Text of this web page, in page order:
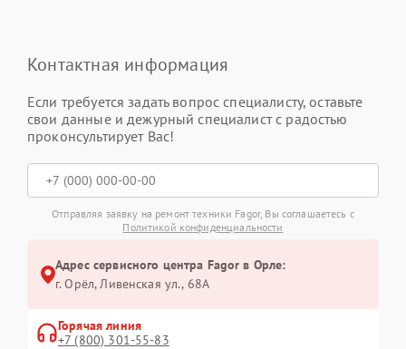
Контактная информация
Если требуется задать вопрос специалисту, оставьте
свои данные и дежурный специалист с радостью
проконсультирует Вас!
Отправляя заявку на ремонт техники Fagor, Вы соглашаетесь с
Политикой конфиденциальности
Адрес сервисного центра Fagor в Орле:
г. Орёл, Ливенская ул., 68А
Горячая линия
+7 (800) 301-55-83